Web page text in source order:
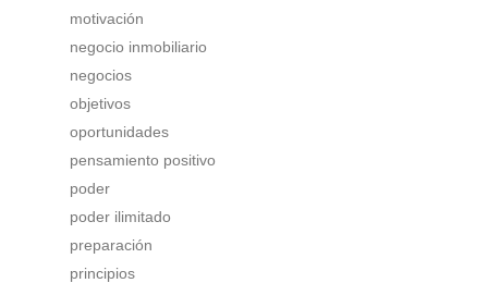
motivación
negocio inmobiliario
negocios
objetivos
oportunidades
pensamiento positivo
poder
poder ilimitado
preparación
principios